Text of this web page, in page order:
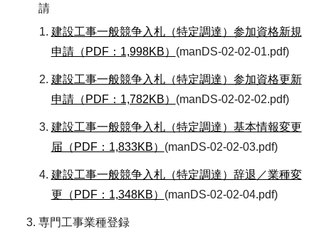
請
建設工事一般競争入札（特定調達）参加資格新規
申請（PDF：1,998KB） (manDS-02-02-01.pdf)
建設工事一般競争入札（特定調達）参加資格更新
申請（PDF：1,782KB） (manDS-02-02-02.pdf)
建設工事一般競争入札（特定調達）基本情報変更
届（PDF：1,833KB） (manDS-02-02-03.pdf)
建設工事一般競争入札（特定調達）辞退／業種変
更（PDF：1,348KB） (manDS-02-02-04.pdf)
専門工事業種登録